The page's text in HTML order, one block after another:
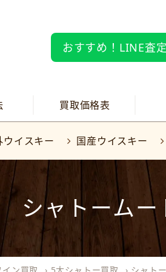
おすすめ！LINE査定
買取価格表
ウイスキー 国産ウイスキー
シャトーム